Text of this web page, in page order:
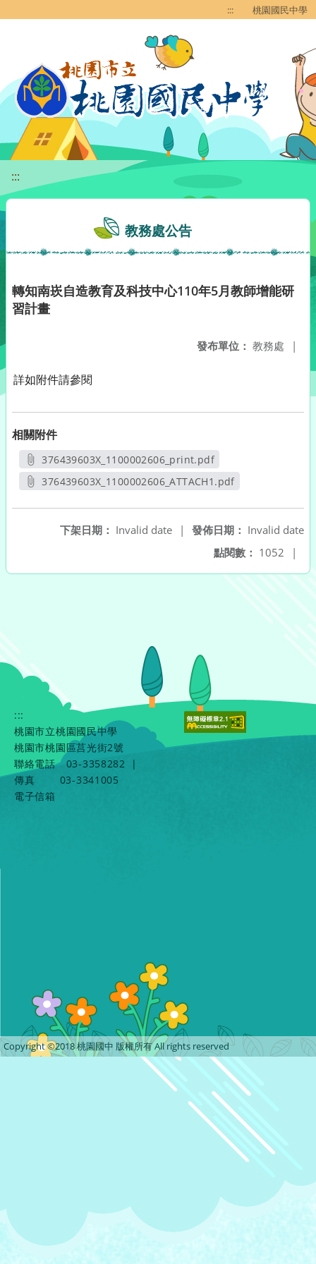
::: 桃園國民中學
:::
教務處公告
轉知南崁自造教育及科技中心110年5月教師增能研
習計畫
發布單位： 教務處 |
詳如附件請參閱
相關附件
376439603X_1100002606_print.pdf
另開新視窗
376439603X_1100002606_ATTACH1.pdf
發佈日期： Invalid date
下架日期： Invalid date
|
點閱數： 1052 |
:::
桃園市立桃園國民中學
桃園市桃園區莒光街2號
聯絡電話
03-3358282
|
傳真
03-3341005
電子信箱
Copyright ©2018 桃園國中 版權所有 All rights reserved